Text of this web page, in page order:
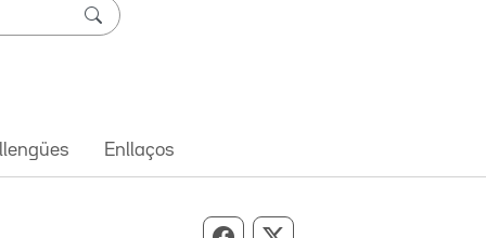
Enllaços